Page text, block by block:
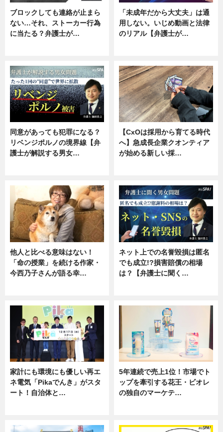
ブロックしても連絡が止まら
ない…それ、ストーカー行為
に当たる？弁護士が…
「未成年だから大丈夫」は通
用しない。いじめ動画と法律
のリアル【弁護士が…
同意があっても犯罪になる？
リベンジポルノの境界線【弁
護士が解説する男女…
【CxOは採用から育てる時代
へ】急成長企業クオンティア
が始める新しい採…
他人と比べる意味はない！
「命の授業」を続ける作家・
今西乃子さんが語る幸…
ネット上での名誉毀損は匿名
でも成立!?損害賠償の相場
は？【弁護士に聞く…
家計にも環境にも優しい再エ
ネ電気「Pikaでんき」がスタ
ート！自治体と…
5年連続で売上1位！市場でト
ップを牽引する花王・ビオレ
の独自のマーケテ…